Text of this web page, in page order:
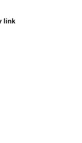
link